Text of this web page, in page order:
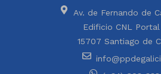
Av. de Fernando de
Edificio CNL
15707 Santiago de